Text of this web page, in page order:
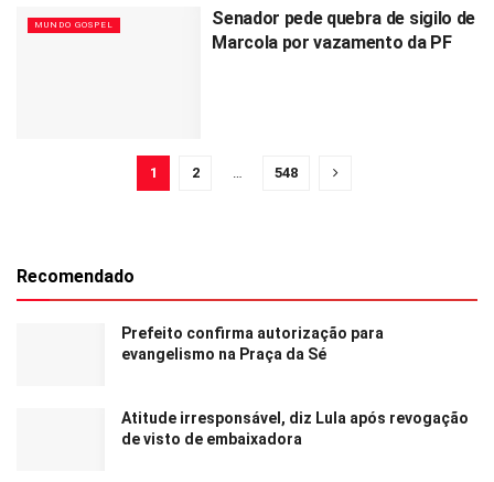
MUNDO GOSPEL
Senador pede quebra de sigilo de
Marcola por vazamento da PF
1 2 548
Recomendado
Prefeito confirma autorização para
evangelismo na Praça da Sé
Atitude irresponsável, diz Lula após revogação
de visto de embaixadora